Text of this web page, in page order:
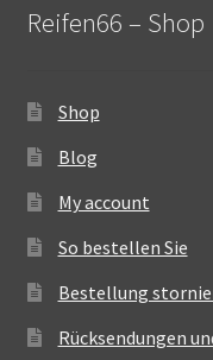
Reifen66 – Shop
Shop
Blog
My account
So bestellen Sie
Bestellung
Rücksendungen